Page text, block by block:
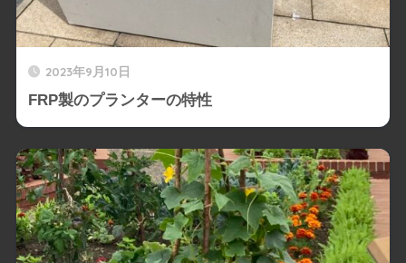
2023年9月10日
FRP製のプランターの特性